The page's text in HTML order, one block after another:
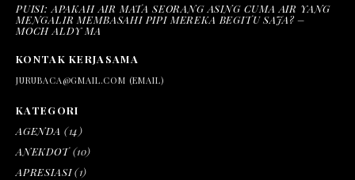
PUISI: APAKAH AIR MATA SEORANG ASING CUMA AIR YANG
MENGALIR MEMBASAHI PIPI MEREKA BEGITU SAJA? –
MOCH ALDY MA
KONTAK KERJASAMA
JURUBACA@GMAIL.COM (EMAIL)
KATEGORI
AGENDA (14)
ANEKDOT(10)
APRESIASI(1)